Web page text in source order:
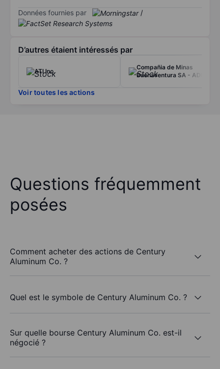
Données fournies par /
D’autres étaient intéressés par
ATI Inc.
Compañia de Minas
Buenaventura SA - ADR
Voir toutes les actions
Questions fréquemment
posées
Comment acheter des actions de Century
Aluminum Co. ?
Quel est le symbole de Century Aluminum Co. ?
Sur quelle bourse Century Aluminum Co. est-il
négocié ?